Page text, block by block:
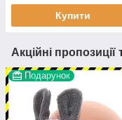
Купити
Акційні
Подарунок